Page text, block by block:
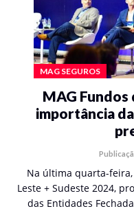
MAG SEGUROS
MAG Fundos
importância
Na última quarta-
Leste + Sudeste 2024,
das Entidades